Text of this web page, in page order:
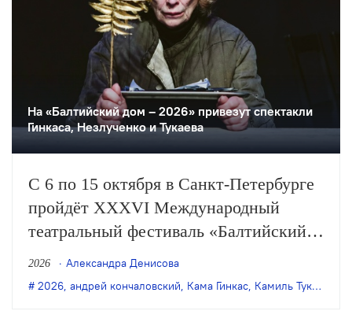
На «Балтийский дом – 2026» привезут спектакли
Гинкаса, Незлученко и Тукаева
С 6 по 15 октября в Санкт-Петербурге
пройдёт XXXVI Международный
театральный фестиваль «Балтийский
дом». В афишу вошли 8 спектаклей из
Москвы, Новосибирска, Альметьевска,
2026
Александра Денисова
2026, андрей кончаловский, Кама Гинкас, Камиль Тукаев